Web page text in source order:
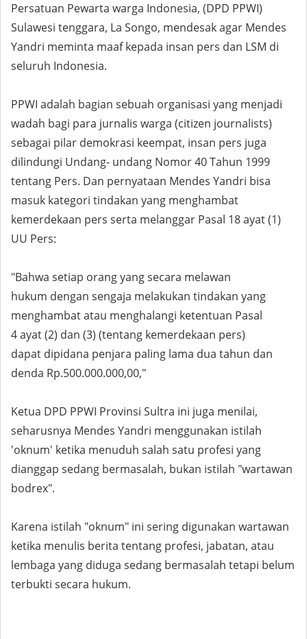
Persatuan Pewarta warga Indonesia, (DPD PPWI)
Sulawesi tenggara, La Songo, mendesak agar Mendes
Yandri meminta maaf kepada insan pers dan LSM di
seluruh Indonesia.
PPWI adalah bagian sebuah organisasi yang menjadi
wadah bagi para jurnalis warga (citizen journalists)
sebagai pilar demokrasi keempat, insan pers juga
dilindungi Undang- undang Nomor 40 Tahun 1999
tentang Pers. Dan pernyataan Mendes Yandri bisa
masuk kategori tindakan yang menghambat
kemerdekaan pers serta melanggar Pasal 18 ayat (1)
UU Pers:
"Bahwa setiap orang yang secara melawan
hukum dengan sengaja melakukan tindakan yang
menghambat atau menghalangi ketentuan Pasal
4 ayat (2) dan (3) (tentang kemerdekaan pers)
dapat dipidana penjara paling lama dua tahun dan
denda Rp.500.000.000,00,"
Ketua DPD PPWI Provinsi Sultra ini juga menilai,
seharusnya Mendes Yandri menggunakan istilah
'oknum' ketika menuduh salah satu profesi yang
dianggap sedang bermasalah, bukan istilah "wartawan
bodrex".
Karena istilah "oknum" ini sering digunakan wartawan
ketika menulis berita tentang profesi, jabatan, atau
lembaga yang diduga sedang bermasalah tetapi belum
terbukti secara hukum.